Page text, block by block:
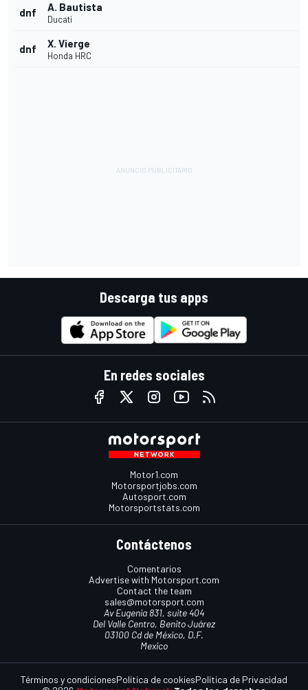
dnf A. Bautista
Ducati
dnf X. Vierge
Honda HRC
Descarga tus apps
En redes sociales
Motor1.com
Motorsportjobs.com
Autosport.com
Motorsportstats.com
Contáctenos
Comentarios
Advertise with Motorsport.com
Contact the team
sales@motorsport.com
Av Eugenia 831, suite 404
Del Valle Centro, Benito Juárez
03100 Cd de México, D.F.
Mexico
Términos y condicionesPolítica de cookiesPolítica de Privacidad